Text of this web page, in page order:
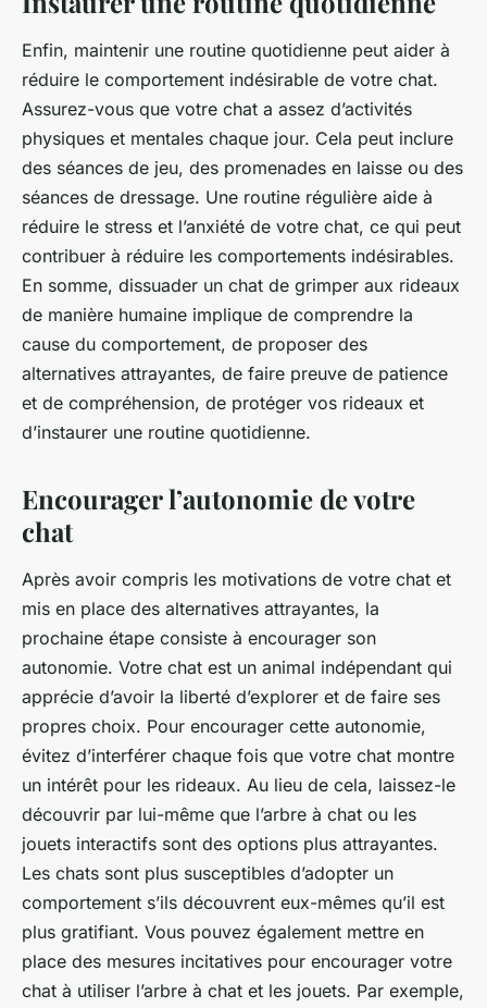
Enfin, maintenir une routine quotidienne peut aider à
réduire le comportement indésirable de votre chat.
Assurez-vous que votre chat a assez d’activités
physiques et mentales chaque jour. Cela peut inclure
des séances de jeu, des promenades en laisse ou des
séances de dressage. Une routine régulière aide à
réduire le stress et l’anxiété de votre chat, ce qui peut
contribuer à réduire les comportements indésirables.
En somme, dissuader un chat de grimper aux rideaux
de manière humaine implique de comprendre la
cause du comportement, de proposer des
alternatives attrayantes, de faire preuve de patience
et de compréhension, de protéger vos rideaux et
d’instaurer une routine quotidienne.
Encourager l’autonomie de votre
chat
Après avoir compris les motivations de votre chat et
mis en place des alternatives attrayantes, la
prochaine étape consiste à encourager son
autonomie. Votre chat est un animal indépendant qui
apprécie d’avoir la liberté d’explorer et de faire ses
propres choix. Pour encourager cette autonomie,
évitez d’interférer chaque fois que votre chat montre
un intérêt pour les rideaux. Au lieu de cela, laissez-le
découvrir par lui-même que l’arbre à chat ou les
jouets interactifs sont des options plus attrayantes.
Les chats sont plus susceptibles d’adopter un
comportement s’ils découvrent eux-mêmes qu’il est
plus gratifiant. Vous pouvez également mettre en
place des mesures incitatives pour encourager votre
chat à utiliser l’arbre à chat et les jouets. Par exemple,